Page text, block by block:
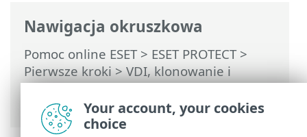
Nawigacja okruszkowa
Pomoc online ESET> ESET PROTECT>
Pierwsze kroki>VDI, klonowanie i
wykrywanie sprzętu> Główny do
klonowaniaYour account, your cookies
choice